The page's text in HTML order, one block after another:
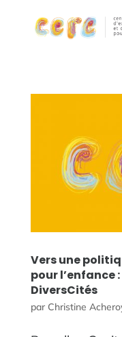
Vers une
pour l’enfance
DiversCités
par Christine